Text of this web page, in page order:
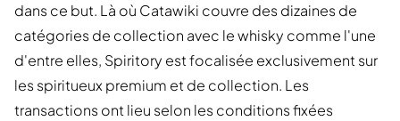
dans ce but. Là où Catawiki couvre des dizaines de
catégories de collection avec le whisky comme l'une
d'entre elles, Spiritory est focalisée exclusivement sur
les spiritueux premium et de collection. Les
transactions ont lieu selon les conditions fixées